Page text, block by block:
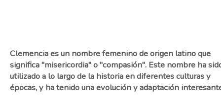
Clemencia es un nombre femenino de origen latino que
significa "misericordia" o "compasión". Este nombre ha
utilizado a lo largo de la historia en diferentes culturas y
épocas, y ha tenido una evolución y adaptación